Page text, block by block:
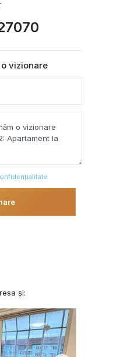
vizionare
și: